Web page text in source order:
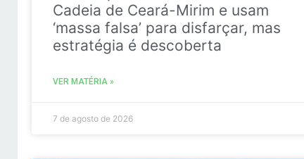
Cadeia de Ceará-Mirim e usam
‘massa falsa’ para disfarçar, mas
estratégia é descoberta
VER MATÉRIA »
7 de agosto de 2026